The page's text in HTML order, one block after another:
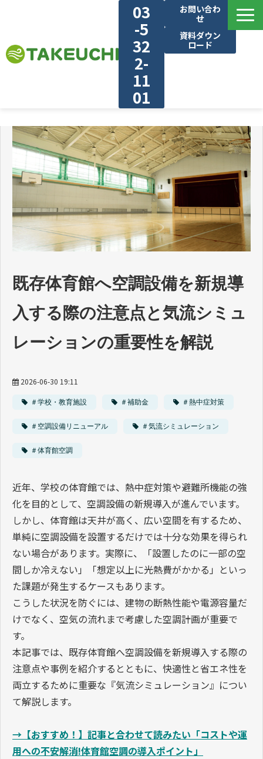
03
-5
32
2-
11
01
お問い合わ
せ
資料ダウン
ロード
選ばれる理由
気流シュミレーション
施工実績
ブログ
対応エリア
お知らせ・新着情報
既存体育館へ空調設備を新規導
入する際の注意点と気流シミュ
レーションの重要性を解説
2026-06-30 19:11
＃学校・教育施設 ＃補助金 ＃熱中症対策
＃空調設備リニューアル ＃気流シミュレーション
＃体育館空調
近年、学校の体育館では、熱中症対策や避難所機能の強
化を目的として、空調設備の新規導入が進んでいます。
しかし、体育館は天井が高く、広い空間を有するため、
単純に空調設備を設置するだけでは十分な効果を得られ
ない場合があります。実際に、「設置したのに一部の空
間しか冷えない」「想定以上に光熱費がかかる」といっ
た課題が発生するケースもあります。
こうした状況を防ぐには、建物の断熱性能や電源容量だ
けでなく、空気の流れまで考慮した空調計画が重要で
す。
本記事では、既存体育館へ空調設備を新規導入する際の
注意点や事例を紹介するとともに、快適性と省エネ性を
両立するために重要な『気流シミュレーション』につい
て解説します。
→【おすすめ！】記事と合わせて読みたい「コストや運
用への不安解消!体育館空調の導入ポイント」